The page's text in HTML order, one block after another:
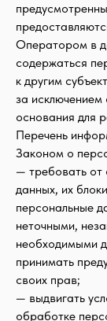
Оператором в
содержаться
к другим
за исключением
основания для
Перечень
Законом о
— требовать от
данных, их
персональные
неточными,
необходимыми
принимать
своих прав;
— выдвигать
обработке